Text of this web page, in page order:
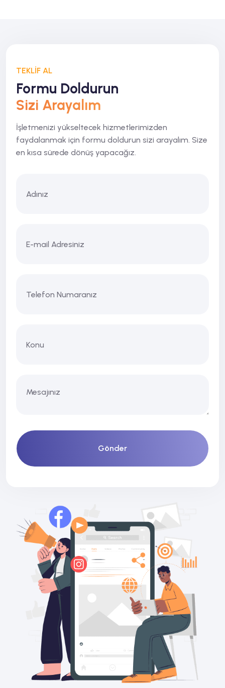
TEKLİF AL
Formu Doldurun
Sizi Arayalım
İşletmenizi yükseltecek hizmetlerimizden
faydalanmak için formu doldurun sizi arayalım. Size
en kısa sürede dönüş yapacağız.
Gönder